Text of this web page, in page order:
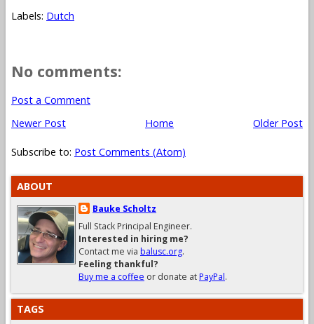
Labels: Dutch
No comments:
Post a Comment
Newer Post
Older Post
Home
Subscribe to: Post Comments (Atom)
ABOUT
Bauke Scholtz
Full Stack Principal Engineer.
Interested in hiring me?
Contact me via balusc.org.
Feeling thankful?
Buy me a coffee or donate atPayPal.
TAGS